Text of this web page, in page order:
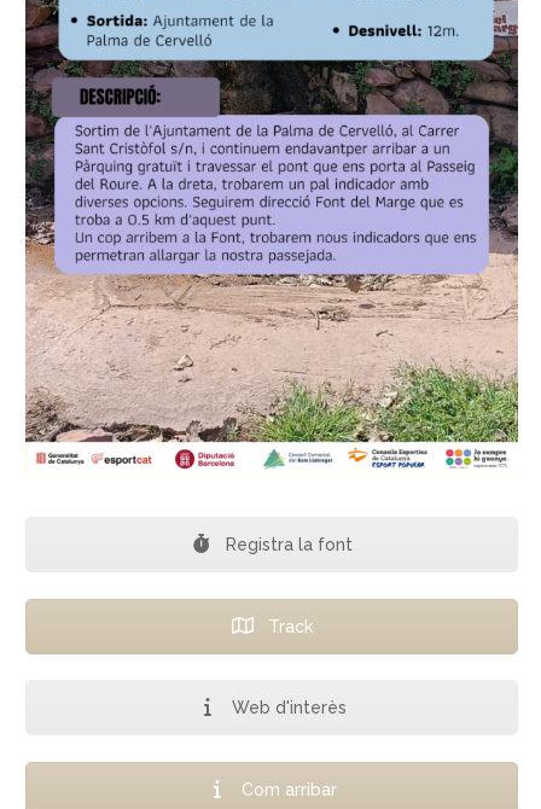
Registra la font
Track
Web d'interès
Com arribar